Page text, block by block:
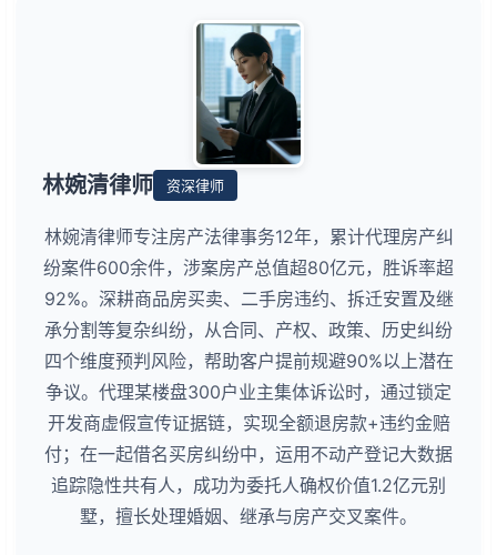
林婉清律师 资深律师
林婉清律师专注房产法律事务12年，累计代理房产纠
纷案件600余件，涉案房产总值超80亿元，胜诉率超
92%。深耕商品房买卖、二手房违约、拆迁安置及继
承分割等复杂纠纷，从合同、产权、政策、历史纠纷
四个维度预判风险，帮助客户提前规避90%以上潜在
争议。代理某楼盘300户业主集体诉讼时，通过锁定
开发商虚假宣传证据链，实现全额退房款+违约金赔
付；在一起借名买房纠纷中，运用不动产登记大数据
追踪隐性共有人，成功为委托人确权价值1.2亿元别
墅，擅长处理婚姻、继承与房产交叉案件。